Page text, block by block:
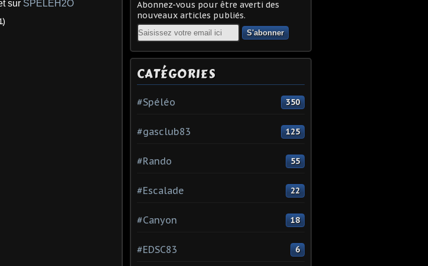
sur SPELEH2O
Abonnez-vous pour être averti des
nouveaux articles publiés.
Email
CATÉGORIES
#Spéléo 350
#gasclub83 125
#Rando 55
#Escalade 22
#Canyon 18
#EDSC83 6